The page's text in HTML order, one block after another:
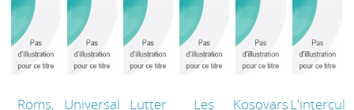
Roms,
Universal
Lutter
Les
KosovarsL'intercul